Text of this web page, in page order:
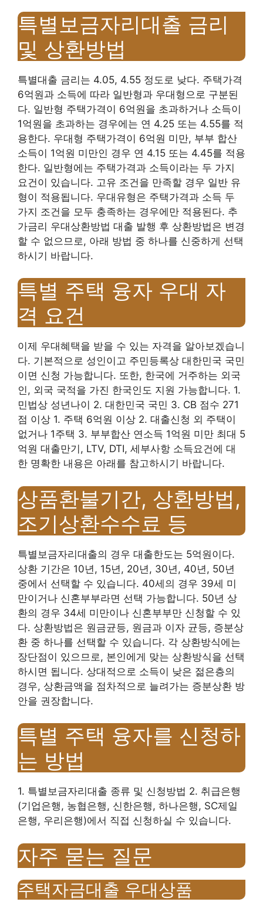
특별보금자리대출 금리
및 상환방법
특별대출 금리는 4.05, 4.55 정도로 낮다. 주택가격
6억원과 소득에 따라 일반형과 우대형으로 구분된
다. 일반형 주택가격이 6억원을 초과하거나 소득이
1억원을 초과하는 경우에는 연 4.25 또는 4.55를 적
용한다. 우대형 주택가격이 6억원 미만, 부부 합산
소득이 1억원 미만인 경우 연 4.15 또는 4.45를 적용
한다. 일반형에는 주택가격과 소득이라는 두 가지
요건이 있습니다. 고유 조건을 만족할 경우 일반 유
형이 적용됩니다. 우대유형은 주택가격과 소득 두
가지 조건을 모두 충족하는 경우에만 적용된다. 추
가금리 우대상환방법 대출 발행 후 상환방법은 변경
할 수 없으므로, 아래 방법 중 하나를 신중하게 선택
하시기 바랍니다.
특별 주택 융자 우대 자
격 요건
이제 우대혜택을 받을 수 있는 자격을 알아보겠습니
다. 기본적으로 성인이고 주민등록상 대한민국 국민
이면 신청 가능합니다. 또한, 한국에 거주하는 외국
인, 외국 국적을 가진 한국인도 지원 가능합니다. 1.
민법상 성년나이 2. 대한민국 국민 3. CB 점수 271
점 이상 1. 주택 6억원 이상 2. 대출신청 외 주택이
없거나 1주택 3. 부부합산 연소득 1억원 미만 최대 5
억원 대출만기, LTV, DTI, 세부사항 소득요건에 대
한 명확한 내용은 아래를 참고하시기 바랍니다.
상품환불기간, 상환방법,
조기상환수수료 등
특별보금자리대출의 경우 대출한도는 5억원이다.
상환 기간은 10년, 15년, 20년, 30년, 40년, 50년
중에서 선택할 수 있습니다. 40세의 경우 39세 미
만이거나 신혼부부라면 선택 가능합니다. 50년 상
환의 경우 34세 미만이나 신혼부부만 신청할 수 있
다. 상환방법은 원금균등, 원금과 이자 균등, 증분상
환 중 하나를 선택할 수 있습니다. 각 상환방식에는
장단점이 있으므로, 본인에게 맞는 상환방식을 선택
하시면 됩니다. 상대적으로 소득이 낮은 젊은층의
경우, 상환금액을 점차적으로 늘려가는 증분상환 방
안을 권장합니다.
특별 주택 융자를 신청하
는 방법
1. 특별보금자리대출 종류 및 신청방법 2. 취급은행
(기업은행, 농협은행, 신한은행, 하나은행, SC제일
은행, 우리은행)에서 직접 신청하실 수 있습니다.
자주 묻는 질문
주택자금대출 우대상품